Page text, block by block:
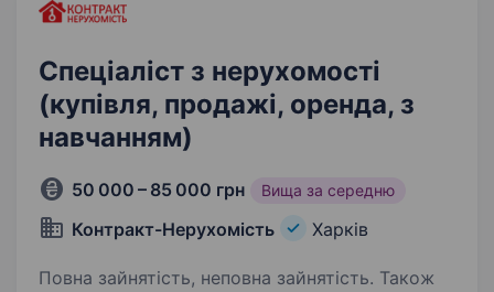
Спеціаліст з нерухомості
(купівля, продажі, оренда, з
навчанням)
50 000 – 85 000 грн Вища за середню
Контракт-Нерухомість Харків
Повна зайнятість, неповна зайнятість. Також